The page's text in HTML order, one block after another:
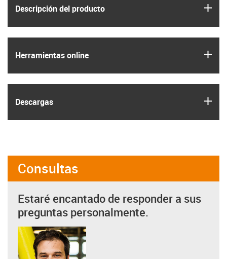
Descripción del producto
Herramientas online
Descargas
Consultas
Estaré encantado de responder a sus
preguntas personalmente.